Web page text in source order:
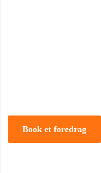
Book et foredrag